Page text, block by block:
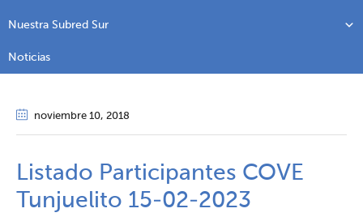
Nuestra Subred Sur
Noticias
noviembre 10, 2018
Listado Participantes COVE
Tunjuelito 15-02-2023